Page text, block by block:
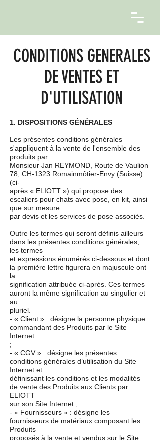
CONDITIONS GENERALES
DE VENTES ET
D'UTILISATION
1. DISPOSITIONS GÉNÉRALES
Les présentes conditions générales
s'appliquent à la vente de l'ensemble des
produits par
Monsieur Jan REYMOND, Route de Vaulion
78, CH-1323 Romainmôtier-Envy (Suisse)
(ci-
après « ELIOTT ») qui propose des
escaliers pour chats avec pose, en kit, ainsi
que sur mesure
par devis et les services de pose associés.
Outre les termes qui seront définis ailleurs
dans les présentes conditions générales,
les termes
et expressions énumérés ci-dessous et dont
la première lettre figurera en majuscule ont
la
signification attribuée ci-après. Ces termes
auront la même signification au singulier et
au
pluriel.
- « Client » : désigne la personne physique
commandant des Produits par le Site
Internet
;
- « CGV » : désigne les présentes
conditions générales d’utilisation du Site
Internet et
définissant les conditions et les modalités
de vente des Produits aux Clients par
ELIOTT
sur son Site Internet ;
- « Fournisseurs » : désigne les
fournisseurs de matériaux composant les
Produits
proposés à la vente et vendus sur le Site